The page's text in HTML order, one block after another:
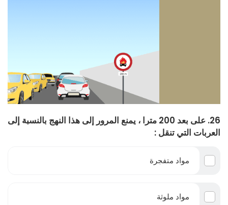
26. على بعد 200 مترا ، يمنع المرور إلى هذا النهج بالنسبة إلى
العربات التي تنقل :
مواد متفجرة
مواد ملوثة